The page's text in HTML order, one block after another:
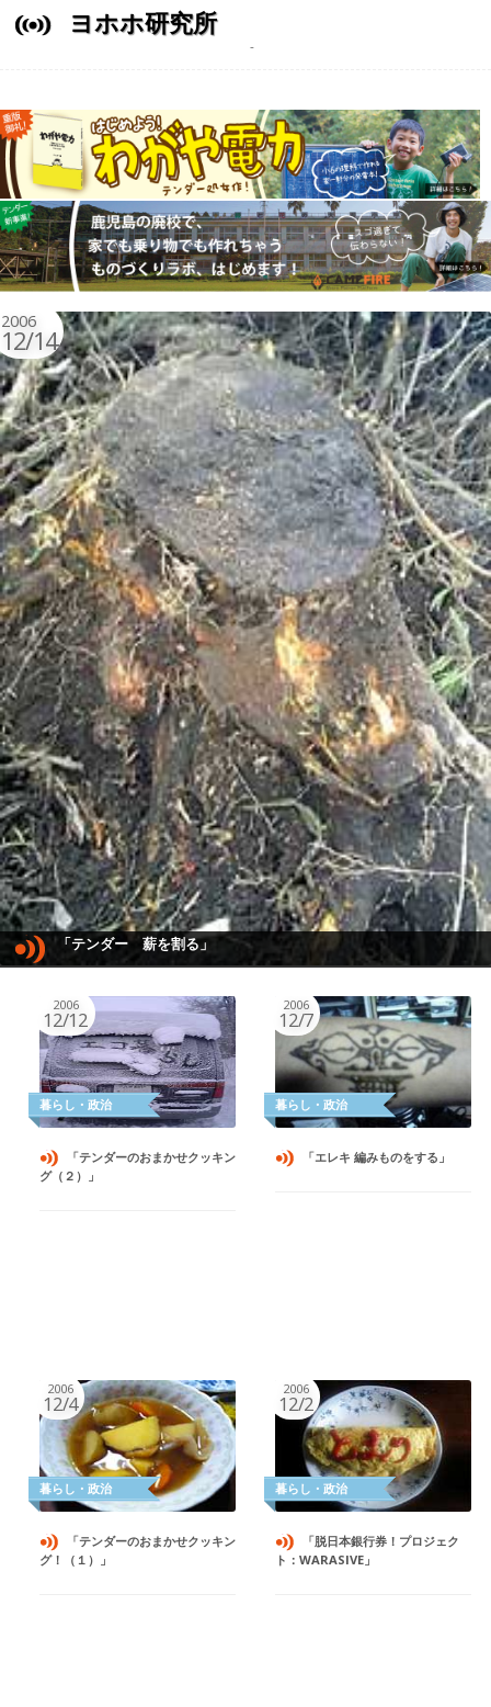
ヨホホ研究所
2006
12/14
「テンダー 薪を割る」
2006
12/12
「テンダーのおまかせクッキン
グ（２）」
2006
12/7
「エレキ 編みものをする」
2006
12/4
「テンダーのおまかせクッキン
グ！（１）」
2006
12/2
「脱日本銀行券！プロジェク
ト：WARASIVE」